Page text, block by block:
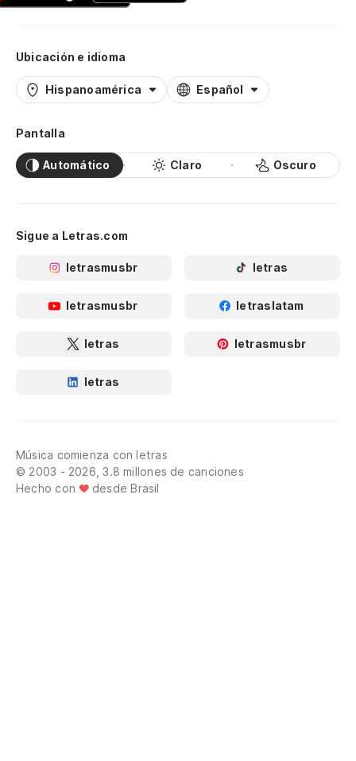
Ubicación e idioma
Hispanoamérica Español
Pantalla
Automático Claro Oscuro
Sigue a Letras.com
letrasmusbr letras
letrasmusbr letraslatam
letras letrasmusbr
letras
Música comienza con letras
© 2003 - 2026, 3.8 millones de canciones
Hecho con
desde Brasil